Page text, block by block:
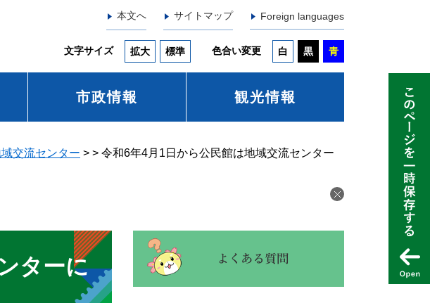
本文へ サイトマップ Foreign languages
文字サイズ 拡大 標準 色合い変更 白 黒 青
市政情報 観光情報
交流センター > > 令和6年4月1日から公民館は地域交流センター
ターに